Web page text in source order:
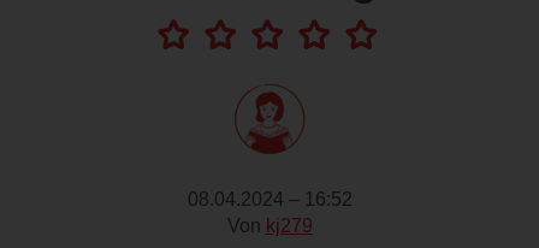
08.04.2024 – 16:52
Von kj279